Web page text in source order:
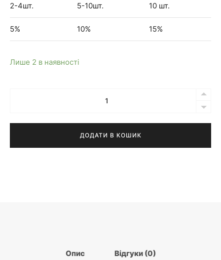
2-4шт. 5-10шт. 10 шт.
5% 10% 15%
Лише 2 в наявності
зелене
ДОДАТИ В КОШИК
Опис Відгуки (0)